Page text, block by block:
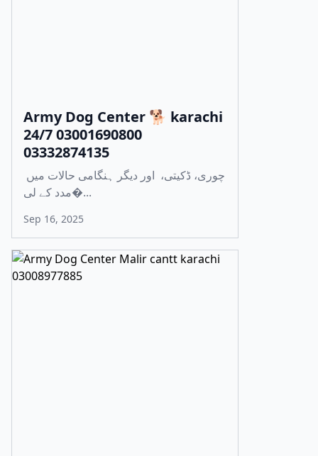
Army Dog Center 🐕 karachi
24/7 03001690800
03332874135
مدد کے لی�...
Sep 16, 2025